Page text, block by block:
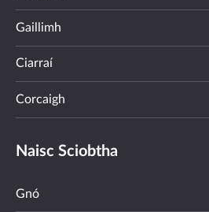
Gaillimh
Ciarraí
Corcaigh
Naisc Sciobtha
Gnó